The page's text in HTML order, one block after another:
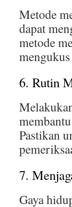
Metode
dapat
metode
6. Rutin
Pastikan
7.
Gaya